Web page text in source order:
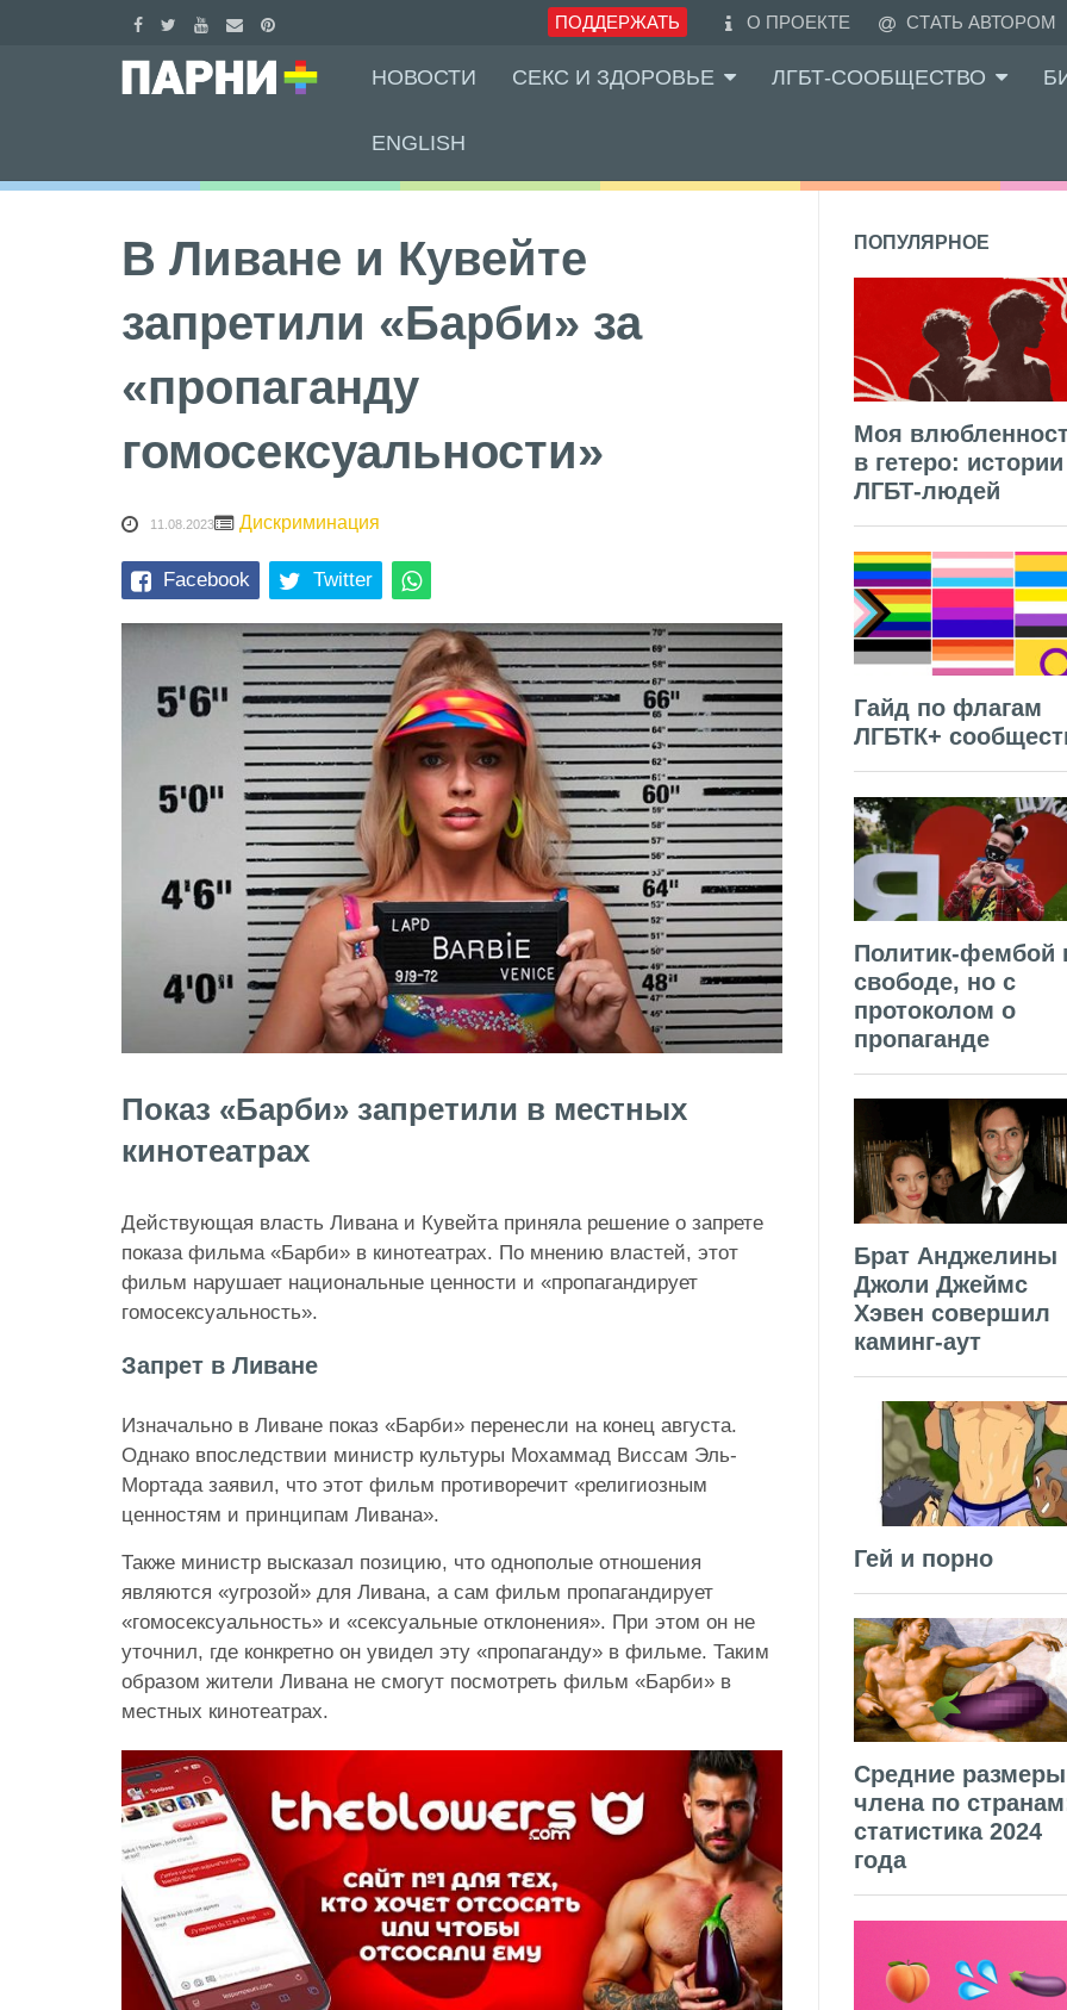
ПОДДЕРЖАТЬ О ПРОЕКТЕ СТАТЬ АВТОРОМ
НОВОСТИ СЕКС И ЗДОРОВЬЕ ЛГБТ-СООБЩЕСТВО
ENGLISH
В Ливане и Кувейте
запретили «Барби» за
«пропаганду
гомосексуальности»
11.08.2023 Дискриминация
Facebook Twitter
Показ «Барби» запретили в местных
кинотеатрах
Действующая власть Ливана и Кувейта приняла решение о запрете
показа фильма «Барби» в кинотеатрах. По мнению властей, этот
фильм нарушает национальные ценности и «пропагандирует
гомосексуальность».
Запрет в Ливане
Изначально в Ливане показ «Барби» перенесли на конец августа.
Однако впоследствии министр культуры Мохаммад Виссам Эль-
Мортада заявил, что этот фильм противоречит «религиозным
ценностям и принципам Ливана».
Также министр высказал позицию, что однополые отношения
являются «угрозой» для Ливана, а сам фильм пропагандирует
«гомосексуальность» и «сексуальные отклонения». При этом он не
уточнил, где конкретно он увидел эту «пропаганду» в фильме. Таким
образом жители Ливана не смогут посмотреть фильм «Барби» в
местных кинотеатрах.
ПОПУЛЯРНОЕ
Моя
в гетеро: истории
ЛГБТ-людей
Гайд по флагам
ЛГБТК+
Политик-фембой
свободе, но с
протоколом о
пропаганде
Брат Анджелины
Джоли Джеймс
Хэвен совершил
каминг-аут
Гей и порно
Средние размеры
члена по
статистика 2024
года